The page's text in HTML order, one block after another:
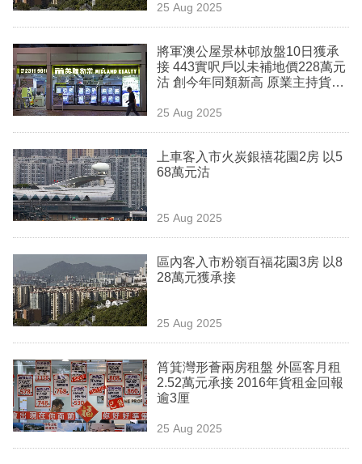
生
時
事
欄
訂
閱
區
25 Aug 2025
將軍澳公屋景林邨放盤10日獲承
接 443實呎戶以未補地價228萬元
沽 創今年同類新高 原業主持貨約
25 Aug 2025
上車客入市火炭銀禧花園2房 以5
68萬元沽
25 Aug 2025
區內客入市粉嶺百福花園3房 以8
28萬元獲承接
25 Aug 2025
筲箕灣形薈兩房租盤 外區客月租
2.52萬元承接 2016年貨租金回報
逾3厘
25 Aug 2025